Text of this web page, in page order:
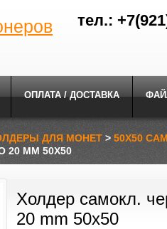
тел.:
ОПЛАТА / ДОСТАВКА
ДЛЯ МОНЕТ > 50Х50
MM 50Х50
Холдер самокл.
20 mm 50х50